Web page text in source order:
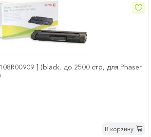
] (black, до 2500 стр, для Phaser
В корзину